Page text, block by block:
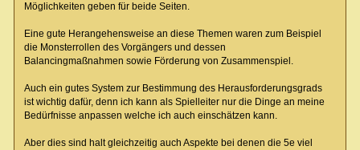
Möglichkeiten geben für beide Seiten.
Eine gute Herangehensweise an diese Themen waren zum Beispiel
die Monsterrollen des Vorgängers und dessen
Balancingmaßnahmen sowie Förderung von Zusammenspiel.
Auch ein gutes System zur Bestimmung des Herausforderungsgrads
ist wichtig dafür, denn ich kann als Spielleiter nur die Dinge an meine
Bedürfnisse anpassen welche ich auch einschätzen kann.
Aber dies sind halt gleichzeitig auch Aspekte bei denen die 5e viel